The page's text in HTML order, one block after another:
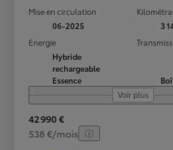
Mise en circulation
06-2025
3
Energie
Hybride
rechargeable
Essence
Voir plus
42 990 €
538 €/mois